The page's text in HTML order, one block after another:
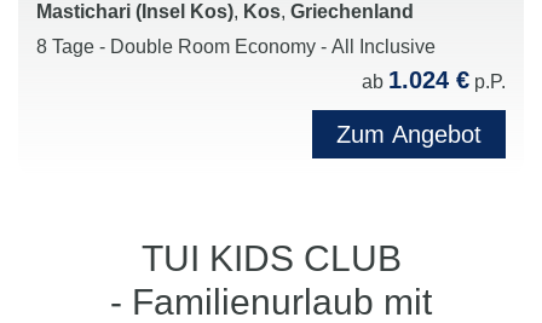
Mastichari (Insel Kos), Kos, Griechenland
8 Tage - Double Room Economy - All Inclusive
ab 1.024 € p.P.
Zum Angebot
TUI KIDS CLUB
- Familienurlaub mit